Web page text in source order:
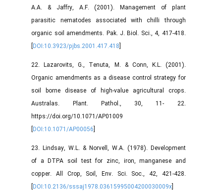
A.A. & Jaffry, A.F. (2001). Management of plant
parasitic nematodes associated with chilli through
organic soil amendments. Pak. J. Biol. Sci., 4, 417-418.
[DOI:10.3923/pjbs.2001.417.418
22. Lazarovits, G., Tenuta, M. & Conn, K.L. (2001).
Organic amendments as a disease control strategy for
soil borne disease of high-value agricultural crops.
Australas. Plant. Pathol., 30, 11- 22.
https://doi.org/10.1071/AP01009
[DOI:10.1071/AP00056
23. Lindsay, W.L. & Norvell, W.A. (1978). Development
of a DTPA soil test for zinc, iron, manganese and
copper. All Crop, Soil, Env. Sci. Soc., 42, 421-428.
[DOI:10.2136/sssaj1978.03615995004200030009x